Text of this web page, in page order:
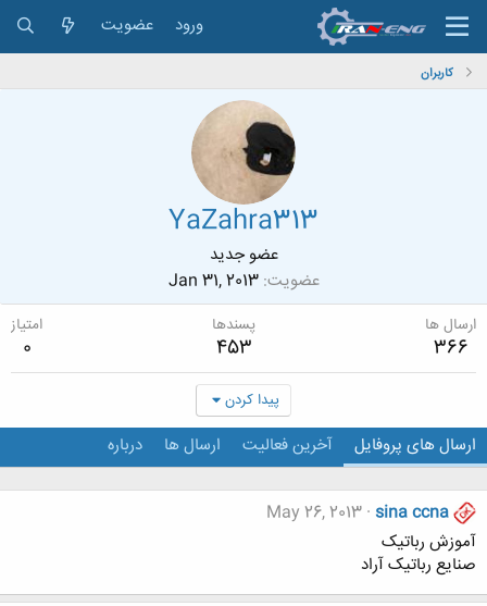
ورود عضویت
کاربران
YaZahra313
عضو جدید
عضویت Jan 31, 2013
ارسال ها
366
پسندها
453
امتیاز
0
پیدا کردن
ارسال های پروفایل آخرین فعالیت ارسال ها درباره
sina ccna
May 26, 2013
آموزش رباتیک
صنایع رباتیک آراد